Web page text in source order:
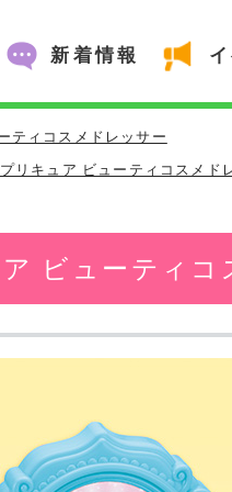
新着情報
ティコスメドレッサー
リキュア ビューティコスメド
ビューティコ